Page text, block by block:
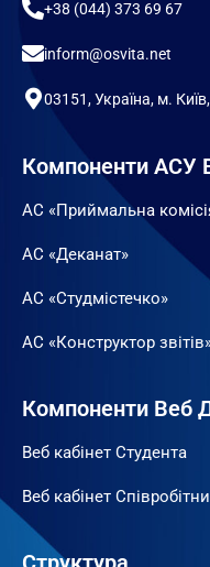
+38 (044) 373 69 67
inform@osvita.net
03151, Україна, м.
Компоненти АСУ
АС «Приймальна
АС «Деканат»
АС «Студмістечко»
АС «Конструктор
Компоненти Веб
Веб кабінет Студента
Веб кабінет